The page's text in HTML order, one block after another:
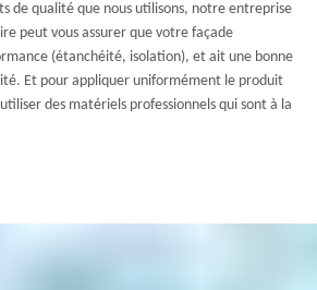
de qualité que nous utilisons, notre entreprise
peut vous assurer que votre façade
(étanchéité, isolation), et ait une bonne
Et pour appliquer uniformément le produit
des matériels professionnels qui sont à la